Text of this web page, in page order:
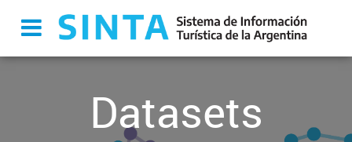
Datasets